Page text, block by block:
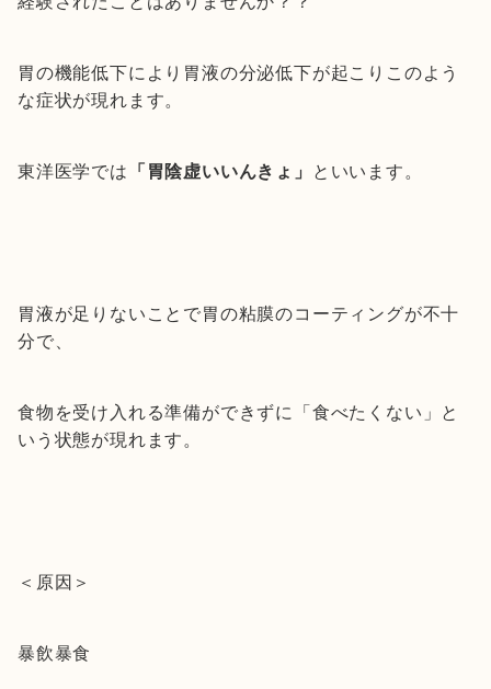
胃の機能低下により胃液の分泌低下が起こりこのよう
な症状が現れます。
東洋医学では 「胃陰虚いいんきょ」 といいます。
胃液が足りないことで胃の粘膜のコーティングが不十
分で、
食物を受け入れる準備ができずに「食べたくない」と
いう状態が現れます。
＜原因＞
暴飲暴食